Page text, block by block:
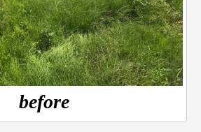
before